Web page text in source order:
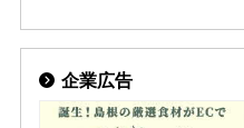
企業広告